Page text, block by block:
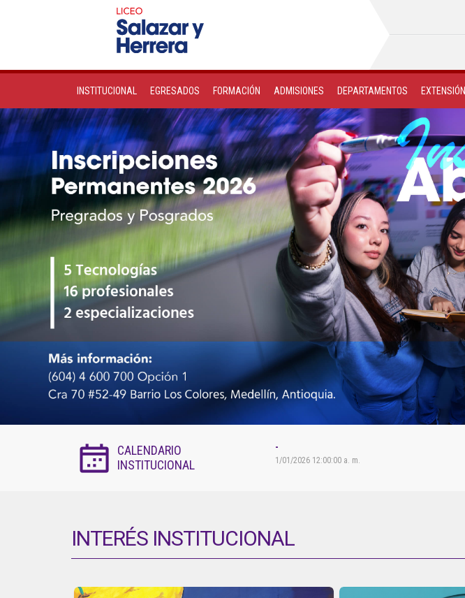
INSTITUCIONAL EGRESADOS FORMACIÓN ADMISIONES DEPARTAMENTOS EXTENSIÓN
Estudiar en el Liceo
CALENDARIO
INSTITUCIONAL
-
1/01/2026 12:00:00 a. m.
INTERÉS INSTITUCIONAL